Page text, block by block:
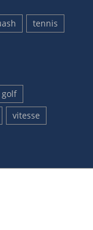
tennis
golf
vitesse